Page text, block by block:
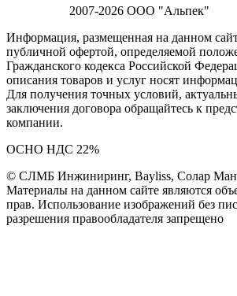
2007-2026 ООО "Альпек"
Информация, размещенная на данном
публичной офертой, определяемой
Гражданского кодекса Российской
описания товаров и услуг носят
Для получения точных условий,
заключения договора обращайтесь к
компании.
ОСНО НДС 22%
© СЛМБ Инжиниринг, Bayliss, Солар
Материалы на данном сайте являются
прав. Использование изображений без
разрешения правообладателя запрещено